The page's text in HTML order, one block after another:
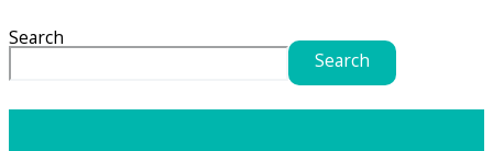
Search
Search